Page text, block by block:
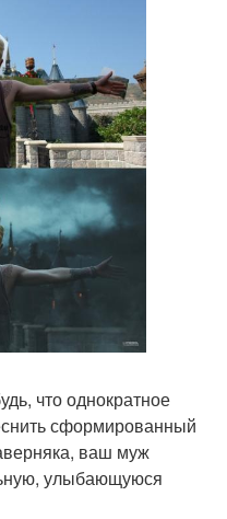
что однократное
сформированный
ваш муж
улыбающуюся